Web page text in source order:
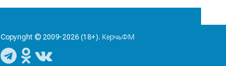
Copyright © 2009-2026 (18+). КерчьФМ